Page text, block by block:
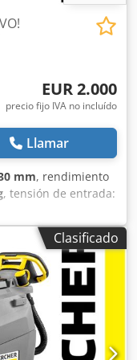
EUR 2.000
precio fijo IVA no incluído
Llamar
mm, rendimiento
, tensión de entrada:
de catálogo: 1.515-
de
de avance:
de trabajo del
aspiración (mm):
/ 35 Rendimiento
de rotación del
cepillo (g/cm² /
Clasificado